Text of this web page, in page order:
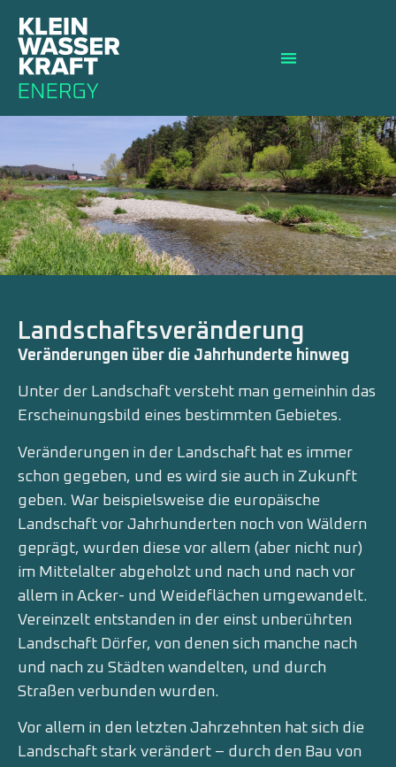
Landschaftsveränderung
Veränderungen über die Jahrhunderte hinweg
Unter der Landschaft versteht man gemeinhin das
Erscheinungsbild eines bestimmten Gebietes.
Veränderungen in der Landschaft hat es immer
schon gegeben, und es wird sie auch in Zukunft
geben. War beispielsweise die europäische
Landschaft vor Jahrhunderten noch von Wäldern
geprägt, wurden diese vor allem (aber nicht nur)
im Mittelalter abgeholzt und nach und nach vor
allem in Acker- und Weideflächen umgewandelt.
Vereinzelt entstanden in der einst unberührten
Landschaft Dörfer, von denen sich manche nach
und nach zu Städten wandelten, und durch
Straßen verbunden wurden.
Vor allem in den letzten Jahrzehnten hat sich die
Landschaft stark verändert – durch den Bau von